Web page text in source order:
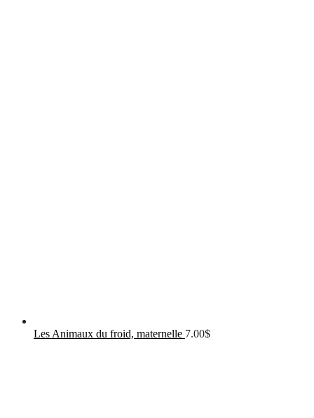
Les Animaux du froid, maternelle 7.00$